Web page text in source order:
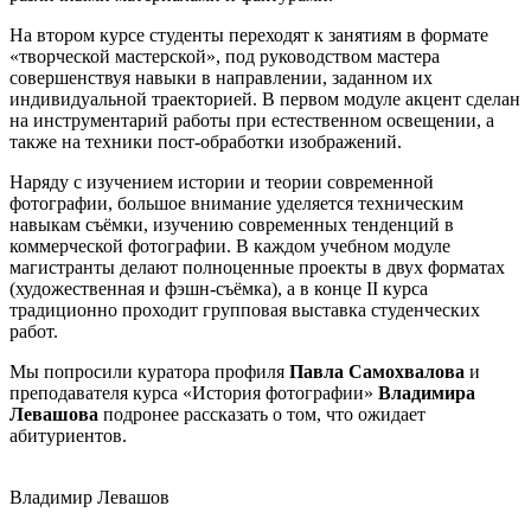
На втором курсе студенты переходят к занятиям в формате
«творческой мастерской», под руководством мастера
совершенствуя навыки в направлении, заданном их
индивидуальной траекторией. В первом модуле акцент сделан
на инструментарий работы при естественном освещении, а
также на техники пост-обработки изображений.
Наряду с изучением истории и теории современной
фотографии, большое внимание уделяется техническим
навыкам съёмки, изучению современных тенденций в
коммерческой фотографии. В каждом учебном модуле
магистранты делают полноценные проекты в двух форматах
(художественная и фэшн-съёмка), а в конце II курса
традиционно проходит групповая выставка студенческих
работ.
Мы попросили куратора профиля Павла Самохвалова и
преподавателя курса «История фотографии» Владимира
Левашова подронее рассказать о том, что ожидает
абитуриентов.
Владимир Левашов